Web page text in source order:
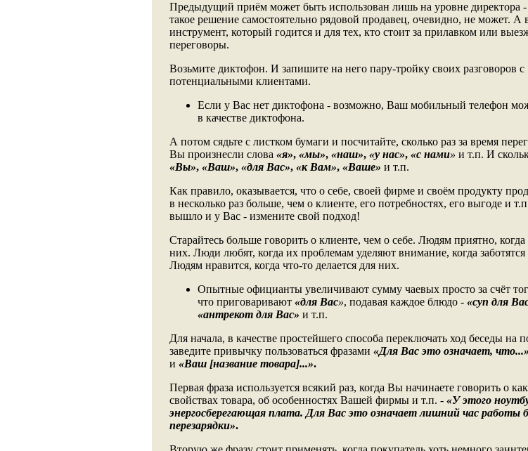
Предыдущий приём может быть использован лишь на уровне директора -
такое решение самостоятельно рядовой продавец, очевидно, не может. А
инструмент, который годится и для тех, кто стоит за прилавком или
переговоры.
Возьмите диктофон. И запишите на него пару-тройку своих разговоров с
потенциальными клиентами.
Если у Вас нет диктофона - возможно, Ваш мобильный телефон
в качестве диктофона.
А потом сядьте с листком бумаги и посчитайте, сколько раз за время
Вы произнесли слова «я», «мы», «наш», «у нас», «с нами» и т.п. И
«Вы», «Ваш», «для Вас», «к Вам», «Ваше» и т.п.
Как правило, оказывается, что о себе, своей фирме и своём продукту
в несколько раз больше, чем о клиенте, его потребностях, его выгоде и
вышло и у Вас - измените свой подход!
Старайтесь больше говорить о клиенте, чем о себе. Людям приятно, когда
них. Люди любят, когда их проблемам уделяют внимание, когда
Людям нравится, когда что-то делается для них.
Опытные официанты увеличивают сумму чаевых просто за счёт
что приговаривают «для Вас», подавая каждое блюдо - «суп для
«антрекот для Вас» и т.п.
Для начала, в качестве простейшего способа переключать ход беседы на
заведите привычку пользоваться фразами «Для Вас это означает, что...»
и «Ваш [название товара]...».
Первая фраза используется всякий раз, когда Вы начинаете говорить о
свойствах товара, об особенностях Вашей фирмы и т.п. - «У этого
энергосберегающая плата. Для Вас это означает лишний час работы
перезарядки».